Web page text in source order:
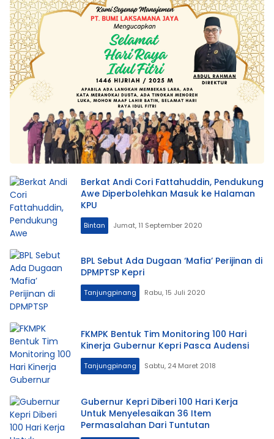
Berkat Andi Cori Fattahuddin, Pendukung
Awe Diperbolehkan Masuk ke Halaman
KPU
Bintan Jumat, 11 September 2020
BPL Sebut Ada Dugaan ‘Mafia’ Perijinan di
DPMPTSP Kepri
Tanjungpinang Rabu, 15 Juli 2020
FKMPK Bentuk Tim Monitoring 100 Hari
Kinerja Gubernur Kepri Pasca Audensi
Tanjungpinang Sabtu, 24 Maret 2018
Gubernur Kepri Diberi 100 Hari Kerja
Untuk Menyelesaikan 36 Item
Permasalahan Dari Tuntutan